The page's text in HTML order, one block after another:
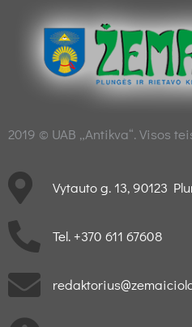
2019 © UAB „Antikva“. Visos
Vytauto g. 13, 90123
Tel. +370 611 67608